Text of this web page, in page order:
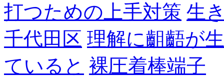
打つための上手対策 生
千代田区 理解に齟齬が
ていると 裸圧着棒端子